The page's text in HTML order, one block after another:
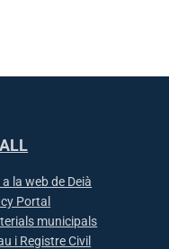
la web de Deià
Portal
municipals
i Registre Civil